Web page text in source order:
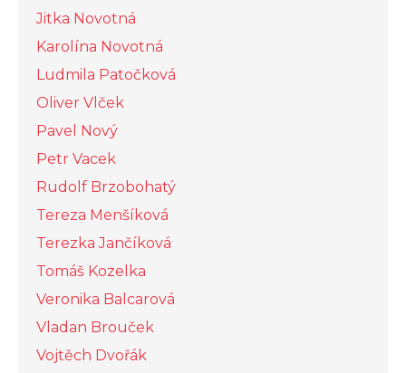
Jitka Novotná
Karolína Novotná
Ludmila Patočková
Oliver Vlček
Pavel Nový
Petr Vacek
Rudolf Brzobohatý
Tereza Menšíková
Terezka Jančíková
Tomáš Kozelka
Veronika Balcarová
Vladan Brouček
Vojtěch Dvořák